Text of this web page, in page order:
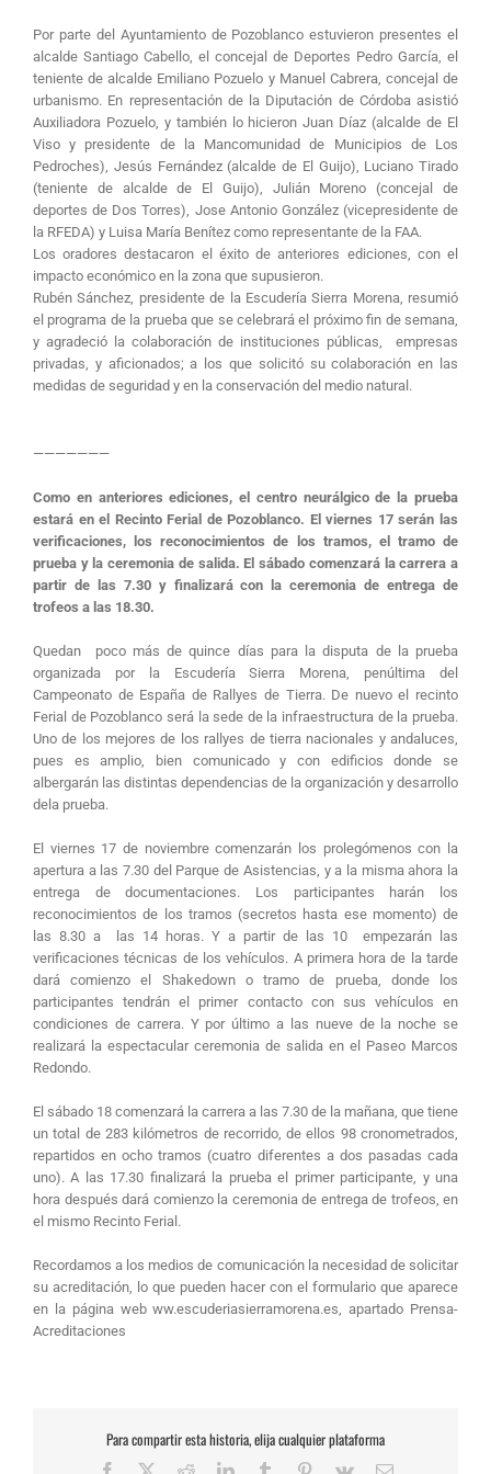
Por parte del Ayuntamiento de Pozoblanco estuvieron presentes el
alcalde Santiago Cabello, el concejal de Deportes Pedro García, el
teniente de alcalde Emiliano Pozuelo y Manuel Cabrera, concejal de
urbanismo. En representación de la Diputación de Córdoba asistió
Auxiliadora Pozuelo, y también lo hicieron Juan Díaz (alcalde de El
Viso y presidente de la Mancomunidad de Municipios de Los
Pedroches), Jesús Fernández (alcalde de El Guijo), Luciano Tirado
(teniente de alcalde de El Guijo), Julián Moreno (concejal de
deportes de Dos Torres), Jose Antonio González (vicepresidente de
la RFEDA) y Luisa María Benítez como representante de la FAA.
Los oradores destacaron el éxito de anteriores ediciones, con el
impacto económico en la zona que supusieron.
Rubén Sánchez, presidente de la Escudería Sierra Morena, resumió
el programa de la prueba que se celebrará el próximo fin de semana,
y agradeció la colaboración de instituciones públicas, empresas
privadas, y aficionados; a los que solicitó su colaboración en las
medidas de seguridad y en la conservación del medio natural.
———————
Como en anteriores ediciones, el centro neurálgico de la prueba
estará en el Recinto Ferial de Pozoblanco. El viernes 17 serán las
verificaciones, los reconocimientos de los tramos, el tramo de
prueba y la ceremonia de salida. El sábado comenzará la carrera a
partir de las 7.30 y finalizará con la ceremonia de entrega de
trofeos a las 18.30.
Quedan poco más de quince días para la disputa de la prueba
organizada por la Escudería Sierra Morena, penúltima del
Campeonato de España de Rallyes de Tierra. De nuevo el recinto
Ferial de Pozoblanco será la sede de la infraestructura de la prueba.
Uno de los mejores de los rallyes de tierra nacionales y andaluces,
pues es amplio, bien comunicado y con edificios donde se
albergarán las distintas dependencias de la organización y desarrollo
dela prueba.
El viernes 17 de noviembre comenzarán los prolegómenos con la
apertura a las 7.30 del Parque de Asistencias, y a la misma ahora la
entrega de documentaciones. Los participantes harán los
reconocimientos de los tramos (secretos hasta ese momento) de
las 8.30 a las 14 horas. Y a partir de las 10 empezarán las
verificaciones técnicas de los vehículos. A primera hora de la tarde
dará comienzo el Shakedown o tramo de prueba, donde los
participantes tendrán el primer contacto con sus vehículos en
condiciones de carrera. Y por último a las nueve de la noche se
realizará la espectacular ceremonia de salida en el Paseo Marcos
Redondo.
El sábado 18 comenzará la carrera a las 7.30 de la mañana, que tiene
un total de 283 kilómetros de recorrido, de ellos 98 cronometrados,
repartidos en ocho tramos (cuatro diferentes a dos pasadas cada
uno). A las 17.30 finalizará la prueba el primer participante, y una
hora después dará comienzo la ceremonia de entrega de trofeos, en
el mismo Recinto Ferial.
Recordamos a los medios de comunicación la necesidad de solicitar
su acreditación, lo que pueden hacer con el formulario que aparece
en la página web ww.escuderiasierramorena.es, apartado Prensa-
Acreditaciones
Para compartir esta historia, elija cualquier plataforma
Facebook RedditLinkedInTumblr Pinterest
Vk
Correo